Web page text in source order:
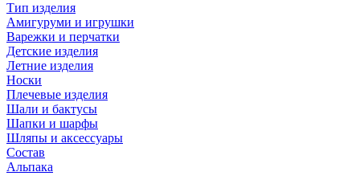
Тип изделия
Амигуруми и игрушки
Варежки и перчатки
Детские изделия
Летние изделия
Носки
Плечевые изделия
Шали и бактусы
Шапки и шарфы
Шляпы и аксессуары
Состав
Альпака